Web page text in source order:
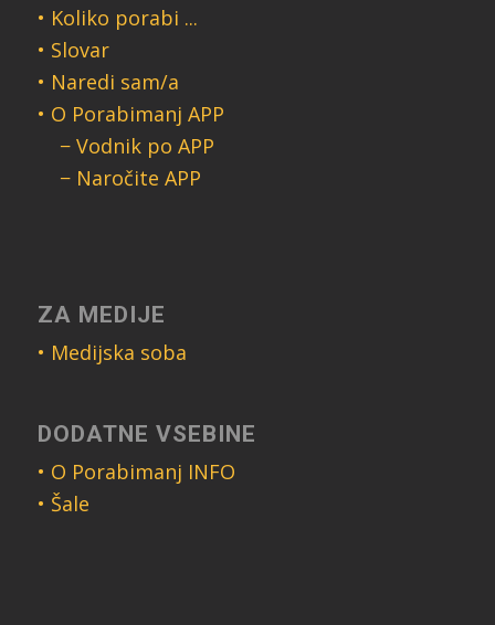
• Koliko porabi ...
• Slovar
• Naredi sam/a
• O Porabimanj APP
− Vodnik po APP
− Naročite APP
ZA MEDIJE
• Medijska soba
DODATNE VSEBINE
• O Porabimanj INFO
• Šale